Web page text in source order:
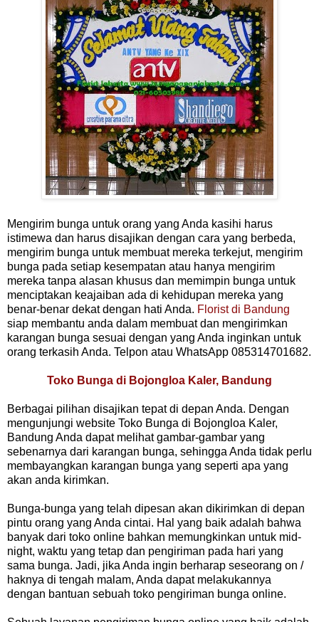
Mengirim bunga untuk orang yang Anda kasihi harus
istimewa dan harus disajikan dengan cara yang berbeda,
mengirim bunga untuk membuat mereka terkejut, mengirim
bunga pada setiap kesempatan atau hanya mengirim
mereka tanpa alasan khusus dan memimpin bunga untuk
menciptakan keajaiban ada di kehidupan mereka yang
benar-benar dekat dengan hati Anda. Florist di Bandung
siap membantu anda dalam membuat dan mengirimkan
karangan bunga sesuai dengan yang Anda inginkan untuk
orang terkasih Anda. Telpon atau WhatsApp 085314701682.
Toko Bunga di Bojongloa Kaler, Bandung
Berbagai pilihan disajikan tepat di depan Anda. Dengan
mengunjungi website Toko Bunga di Bojongloa Kaler,
Bandung Anda dapat melihat gambar-gambar yang
sebenarnya dari karangan bunga, sehingga Anda tidak perlu
membayangkan karangan bunga yang seperti apa yang
akan anda kirimkan.
Bunga-bunga yang telah dipesan akan dikirimkan di depan
pintu orang yang Anda cintai. Hal yang baik adalah bahwa
banyak dari toko online bahkan memungkinkan untuk mid-
night, waktu yang tetap dan pengiriman pada hari yang
sama bunga. Jadi, jika Anda ingin berharap seseorang on /
haknya di tengah malam, Anda dapat melakukannya
dengan bantuan sebuah toko pengiriman bunga online.